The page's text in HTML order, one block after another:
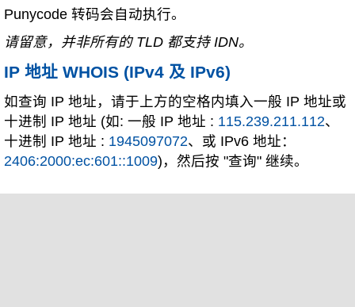
Punycode 转码会自动执行。
请留意，并非所有的 TLD 都支持 IDN。
IP 地址 WHOIS (IPv4 及 IPv6)
如查询 IP 地址，请于上方的空格内填入一般 IP 地址或
十进制 IP 地址 (如: 一般 IP 地址 : 115.239.211.112、
十进制 IP 地址 : 1945097072、或 IPv6 地址：
2406:2000:ec:601::1009)，然后按 "查询" 继续。